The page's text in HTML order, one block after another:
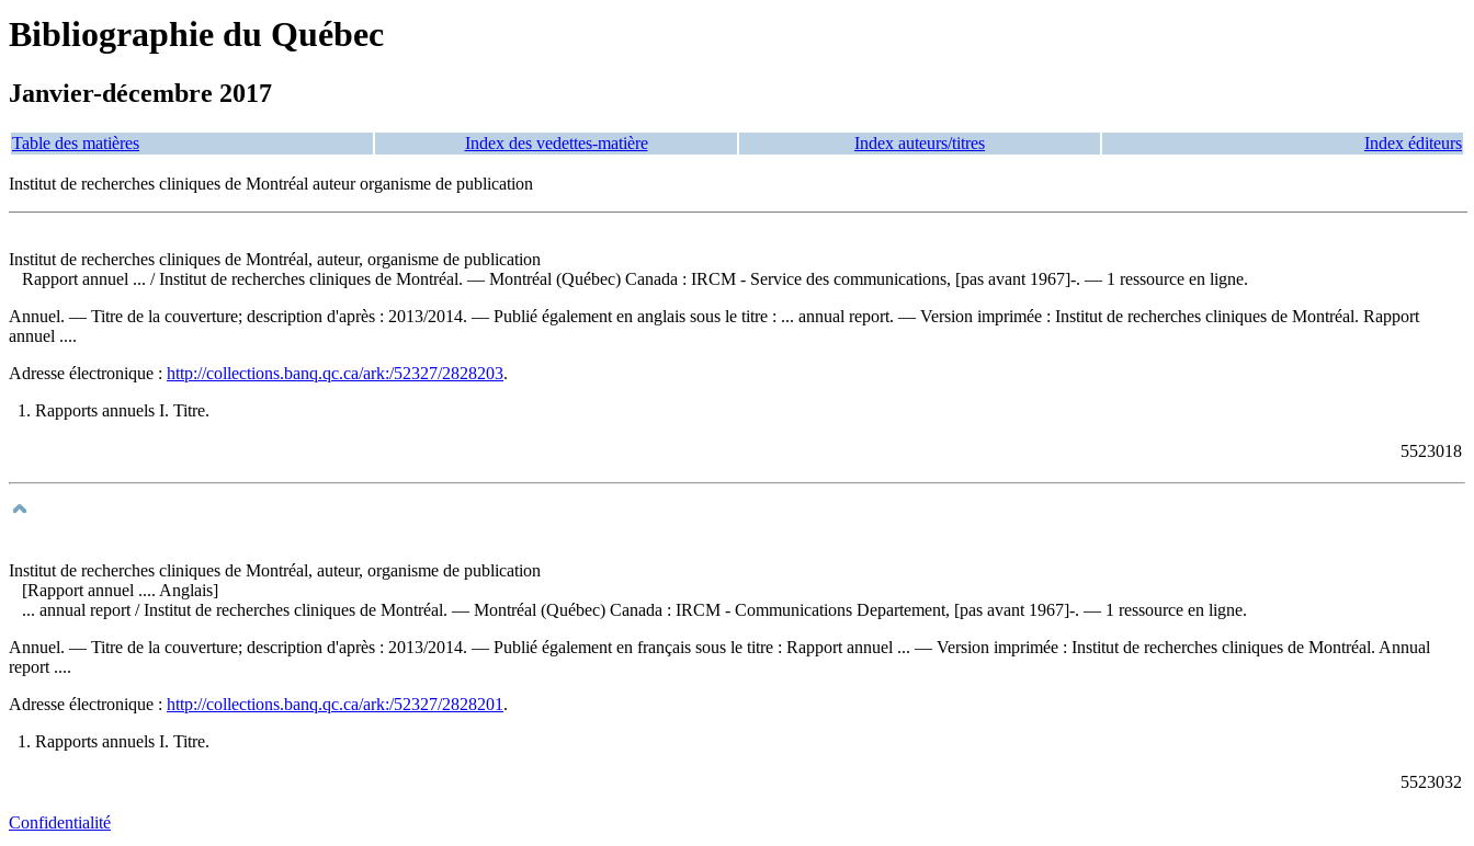
Bibliographie du Québec
Janvier-décembre 2017
Table des matières Index des vedettes-matière Index auteurs/titres Index éditeurs
Institut de recherches cliniques de Montréal auteur organisme de publication
Institut de recherches cliniques de Montréal, auteur, organisme de publication
Rapport annuel ... / Institut de recherches cliniques de Montréal. — Montréal (Québec) Canada : IRCM - Service des communications, [pas avant 1967]-. — 1 ressource en ligne.
Annuel. — Titre de la couverture; description d'après : 2013/2014. — Publié également en anglais sous le titre : ... annual report. — Version imprimée : Institut de recherches cliniques de Montréal. Rapport
annuel ....
Adresse électronique : http://collections.banq.qc.ca/ark:/52327/2828203.
1. Rapports annuels I. Titre.
5523018
Institut de recherches cliniques de Montréal, auteur, organisme de publication
[Rapport annuel .... Anglais]
... annual report / Institut de recherches cliniques de Montréal. — Montréal (Québec) Canada : IRCM - Communications Departement, [pas avant 1967]-. — 1 ressource en ligne.
Annuel. — Titre de la couverture; description d'après : 2013/2014. — Publié également en français sous le titre : Rapport annuel ... — Version imprimée : Institut de recherches cliniques de Montréal. Annual
report ....
Adresse électronique : http://collections.banq.qc.ca/ark:/52327/2828201 .
1. Rapports annuels I. Titre.
5523032
Confidentialité